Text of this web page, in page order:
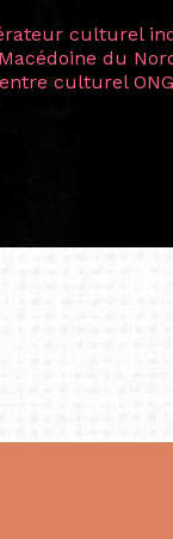
marquantes
Zuntz — une
trajectoire et
d’une
année
continuer de
/Germany)